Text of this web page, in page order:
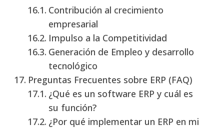
Contribución al crecimiento
empresarial
Impulso a la Competitividad
Generación de Empleo y desarrollo
tecnológico
Preguntas Frecuentes sobre ERP (FAQ)
¿Qué es un software ERP y cuál es
su función?
¿Por qué implementar un ERP en mi